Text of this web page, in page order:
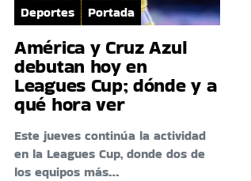
Deportes Portada
América y Cruz Azul
debutan hoy en
Leagues Cup; dónde y a
qué hora ver
Este jueves continúa la actividad
en la Leagues Cup, donde dos de
los equipos más…